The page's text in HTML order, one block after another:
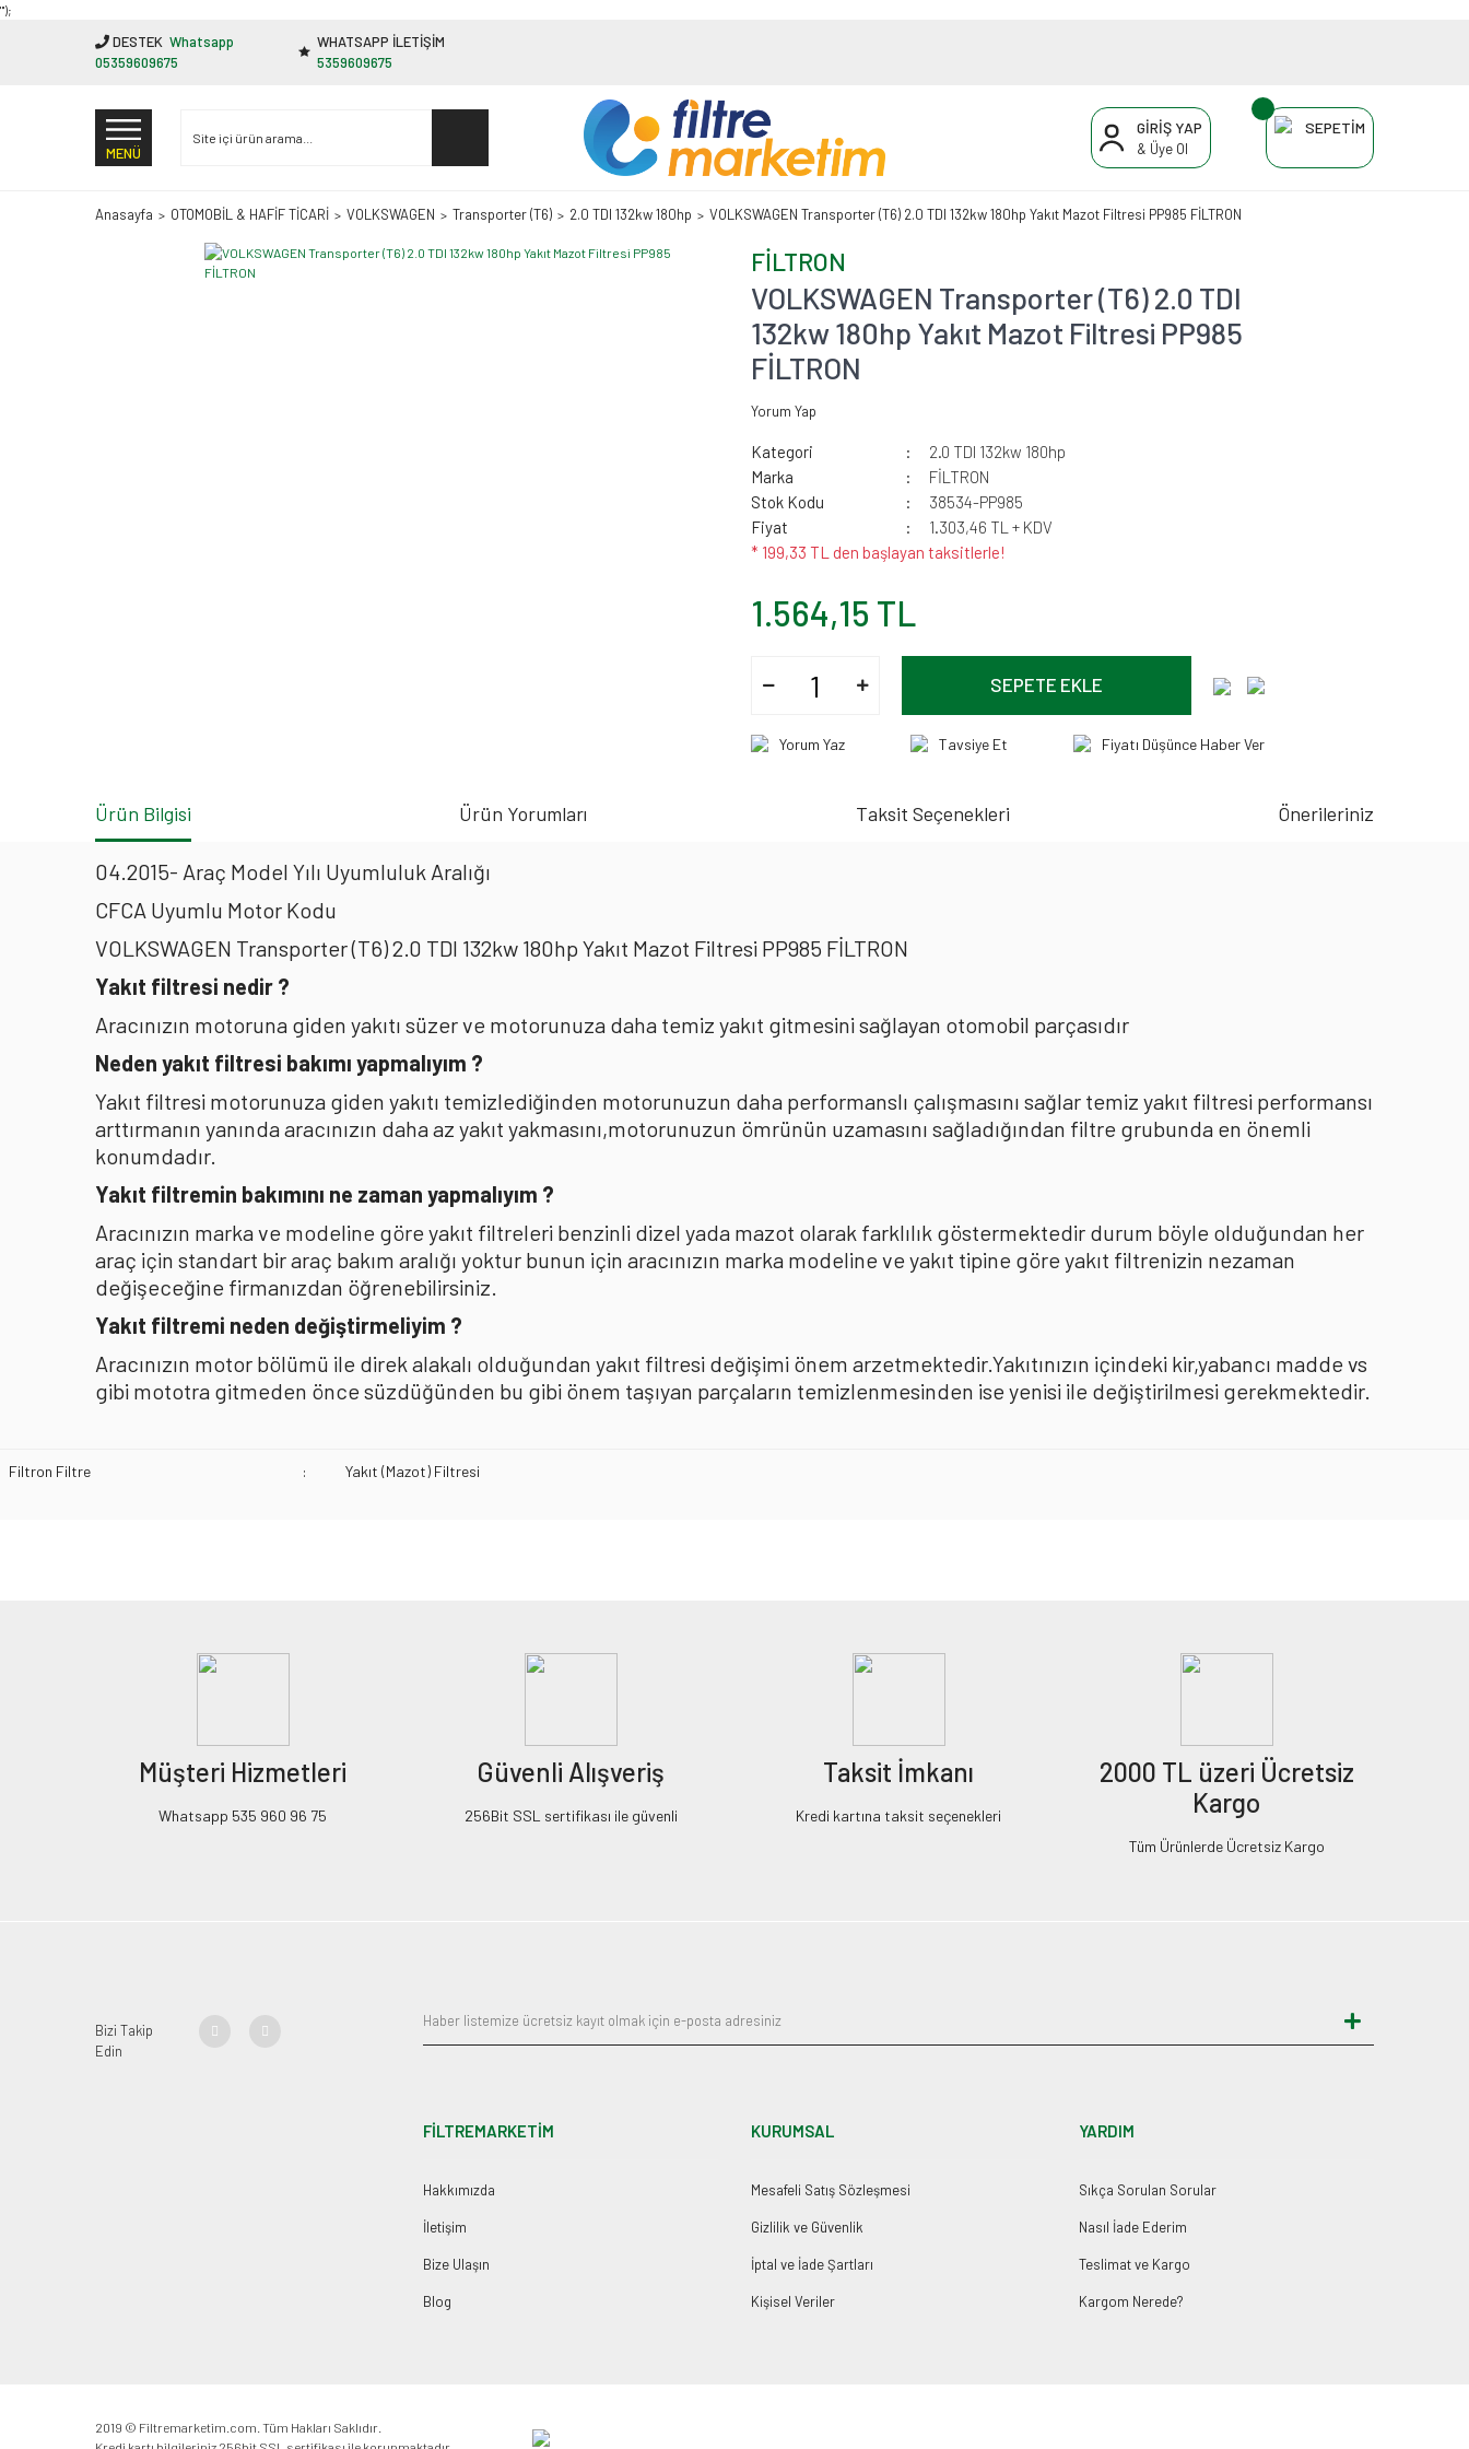
"');
DESTEK Whatsapp
05359609675
WHATSAPP İLETİŞİM
5359609675
MENÜ
GİRİŞ YAP
& Üye Ol
SEPETİM
Anasayfa OTOMOBİL & HAFİF TİCARİ VOLKSWAGEN Transporter (T6) 2.0 TDI 132kw 180hp VOLKSWAGEN Transporter (T6) 2.0 TDI 132kw 180hp Yakıt Mazot Filtresi PP985 FİLTRON
FİLTRON
VOLKSWAGEN Transporter (T6) 2.0 TDI
132kw 180hp Yakıt Mazot Filtresi PP985
FİLTRON
Yorum Yap
Kategori
2.0 TDI 132kw 180hp
Marka
FİLTRON
Stok Kodu
38534-PP985
Fiyat
1.303,46 TL + KDV
* 199,33 TL den başlayan taksitlerle!
1.564,15 TL
SEPETE EKLE
Yorum Yaz Tavsiye Et Fiyatı Düşünce Haber Ver
Ürün Bilgisi Ürün Yorumları Taksit Seçenekleri Önerileriniz
04.2015- Araç Model Yılı Uyumluluk Aralığı
CFCA Uyumlu Motor Kodu
VOLKSWAGEN Transporter (T6) 2.0 TDI 132kw 180hp Yakıt Mazot Filtresi PP985 FİLTRON
Yakıt filtresi nedir ?
Aracınızın motoruna giden yakıtı süzer ve motorunuza daha temiz yakıt gitmesini sağlayan otomobil parçasıdır
Neden yakıt filtresi bakımı yapmalıyım ?
Yakıt filtresi motorunuza giden yakıtı temizlediğinden motorunuzun daha performanslı çalışmasını sağlar temiz yakıt filtresi performansı
arttırmanın yanında aracınızın daha az yakıt yakmasını,motorunuzun ömrünün uzamasını sağladığından filtre grubunda en önemli
konumdadır.
Yakıt filtremin bakımını ne zaman yapmalıyım ?
Aracınızın marka ve modeline göre yakıt filtreleri benzinli dizel yada mazot olarak farklılık göstermektedir durum böyle olduğundan her
araç için standart bir araç bakım aralığı yoktur bunun için aracınızın marka modeline ve yakıt tipine göre yakıt filtrenizin nezaman
değişeceğine firmanızdan öğrenebilirsiniz.
Yakıt filtremi neden değiştirmeliyim ?
Aracınızın motor bölümü ile direk alakalı olduğundan yakıt filtresi değişimi önem arzetmektedir.Yakıtınızın içindeki kir,yabancı madde vs
gibi mototra gitmeden önce süzdüğünden bu gibi önem taşıyan parçaların temizlenmesinden ise yenisi ile değiştirilmesi gerekmektedir.
Filtron Filtre : Yakıt (Mazot) Filtresi
Müşteri Hizmetleri
Whatsapp 535 960 96 75
Güvenli Alışveriş
256Bit SSL sertifikası ile güvenli
Taksit İmkanı
Kredi kartına taksit seçenekleri
2000 TL üzeri Ücretsiz
Kargo
Tüm Ürünlerde Ücretsiz Kargo
Bizi Takip
Edin
FİLTREMARKETİM
Hakkımızda
İletişim
Bize Ulaşın
Blog
KURUMSAL
Mesafeli Satış Sözleşmesi
Gizlilik ve Güvenlik
İptal ve İade Şartları
Kişisel Veriler
YARDIM
Sıkça Sorulan Sorular
Nasıl İade Ederim
Teslimat ve Kargo
Kargom Nerede?
2019 © Filtremarketim.com. Tüm Hakları Saklıdır.